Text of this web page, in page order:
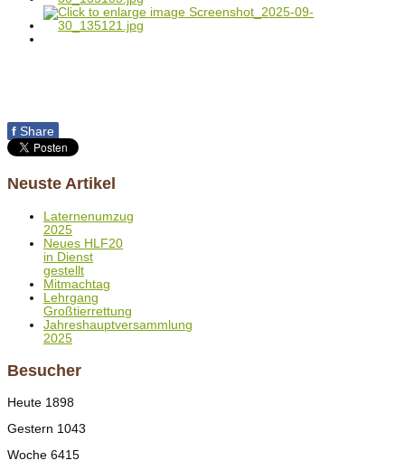
f Share
Neuste Artikel
Laternenumzug
2025
Neues HLF20
in Dienst
gestellt
Mitmachtag
Lehrgang
Großtierrettung
Jahreshauptversammlung
2025
Besucher
Heute 1898
Gestern 1043
Woche 6415